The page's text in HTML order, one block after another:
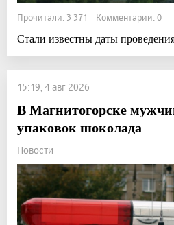
Прочитали: 3 371 Комментарии: 0
Стали известны даты
15:19, 4 авг 2026
В Магнитогорске
упаковок шоколада
Новости